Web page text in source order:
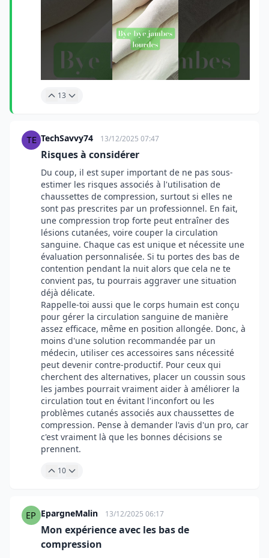
13
TechSavvy74 13/12/2025 07:47
Risques à considérer
Du coup, il est super important de ne pas sous-
estimer les risques associés à l'utilisation de
chaussettes de compression, surtout si elles ne
sont pas prescrites par un professionnel. En fait,
une compression trop forte peut entraîner des
lésions cutanées, voire couper la circulation
sanguine. Chaque cas est unique et nécessite une
évaluation personnalisée. Si tu portes des bas de
contention pendant la nuit alors que cela ne te
convient pas, tu pourrais aggraver une situation
déjà délicate.
Rappelle-toi aussi que le corps humain est conçu
pour gérer la circulation sanguine de manière
assez efficace, même en position allongée. Donc, à
moins d'une solution recommandée par un
médecin, utiliser ces accessoires sans nécessité
peut devenir contre-productif. Pour ceux qui
cherchent des alternatives, placer un coussin sous
les jambes pourrait vraiment aider à améliorer la
circulation tout en évitant l'inconfort ou les
problèmes cutanés associés aux chaussettes de
compression. Pense à demander l'avis d'un pro, car
c'est vraiment là que les bonnes décisions se
prennent.
10
EpargneMalin 13/12/2025 06:17
Mon expérience avec les bas de
compression